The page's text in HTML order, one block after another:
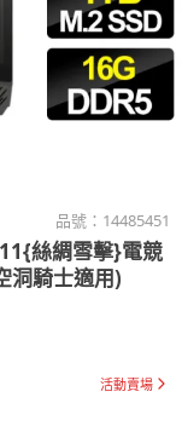
品號： 14485451
絲綢雪擊}電競
洞騎士適用)
活動賣場